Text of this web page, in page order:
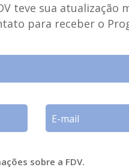
teve sua atualização
para receber o
sobre a FDV.